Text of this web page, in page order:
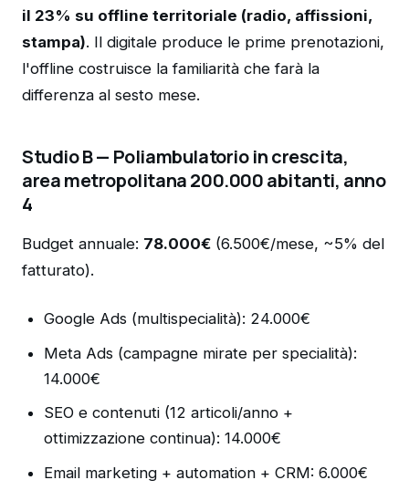
il 23% su offline territoriale (radio, affissioni,
stampa). Il digitale produce le prime prenotazioni,
l'offline costruisce la familiarità che farà la
differenza al sesto mese.
Studio B — Poliambulatorio in crescita,
area metropolitana 200.000 abitanti, anno
4
Budget annuale: 78.000€ (6.500€/mese, ~5% del
fatturato).
Google Ads (multispecialità): 24.000€
Meta Ads (campagne mirate per specialità):
14.000€
SEO e contenuti (12 articoli/anno +
ottimizzazione continua): 14.000€
Email marketing + automation + CRM: 6.000€